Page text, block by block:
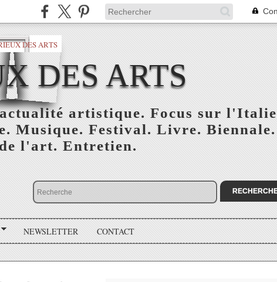
DES ARTS
artistique. Focus sur
Musique. Festival. Livre. Biennale.
l'art. Entretien.
NEWSLETTER CONTACT